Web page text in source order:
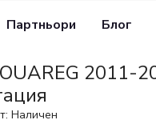
Партньори Блог
2011-
Наличен